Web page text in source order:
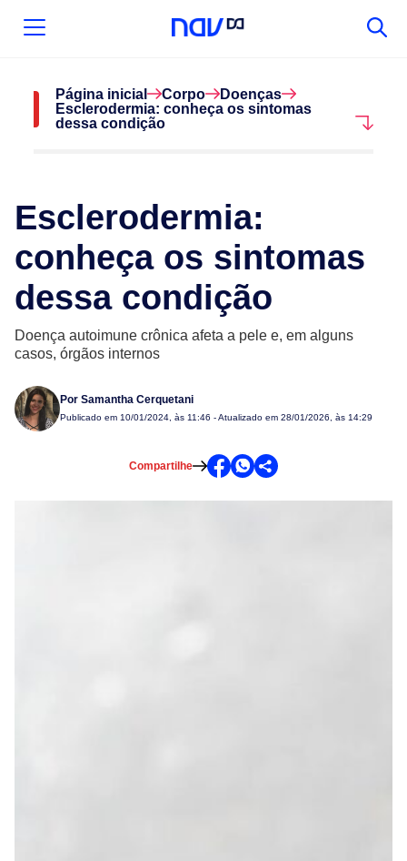
Página inicial Corpo
Doenças
Esclerodermia: conheça os sintomas
dessa condição
Esclerodermia:
conheça os sintomas
dessa condição
Doença autoimune crônica afeta a pele e, em alguns
casos, órgãos internos
Por Samantha Cerquetani
Publicado em 10/01/2024, às 11:46 - Atualizado em 28/01/2026, às 14:29
Compartilhe